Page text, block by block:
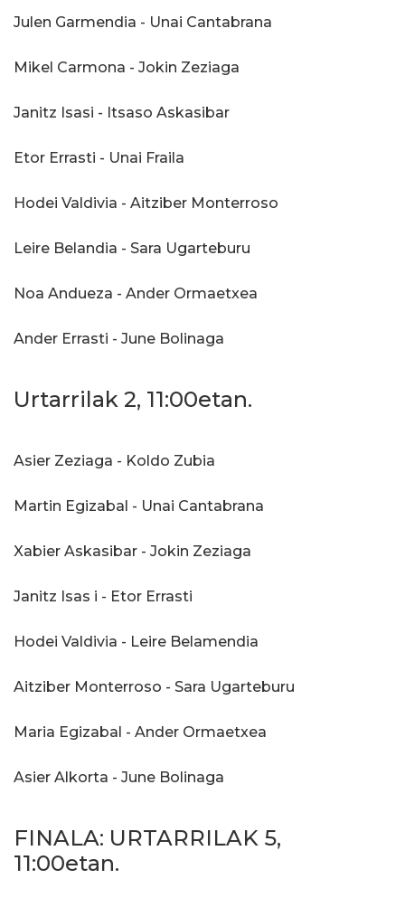
Julen Garmendia - Unai Cantabrana
Mikel Carmona - Jokin Zeziaga
Janitz Isasi - Itsaso Askasibar
Etor Errasti - Unai Fraila
Hodei Valdivia - Aitziber Monterroso
Leire Belandia - Sara Ugarteburu
Noa Andueza - Ander Ormaetxea
Ander Errasti - June Bolinaga
Urtarrilak 2, 11:00etan.
Asier Zeziaga - Koldo Zubia
Martin Egizabal - Unai Cantabrana
Xabier Askasibar - Jokin Zeziaga
Janitz Isas i - Etor Errasti
Hodei Valdivia - Leire Belamendia
Aitziber Monterroso - Sara Ugarteburu
Maria Egizabal - Ander Ormaetxea
Asier Alkorta - June Bolinaga
FINALA: URTARRILAK 5,
11:00etan.